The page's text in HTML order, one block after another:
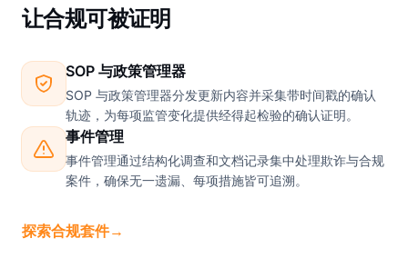
让合规可被证明
SOP 与政策管理器
SOP 与政策管理器分发更新内容并采集带时间戳的确认
轨迹，为每项监管变化提供经得起检验的确认证明。
事件管理
事件管理通过结构化调查和文档记录集中处理欺诈与合规
案件，确保无一遗漏、每项措施皆可追溯。
探索合规套件→